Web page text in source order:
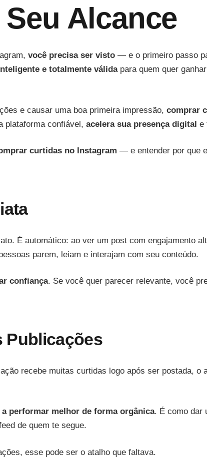
Alcance
você precisa ser visto — e o primeiro passo
e totalmente válidapara quem quer
e causar uma boa primeira impressão, comprar
plataforma confiável, acelera sua presença digital e
curtidas no Instagram — e entender por que
É automático: ao ver um post com engajamento
parem, leiam e interajam com seu conteúdo.
confiança. Se você quer parecer relevante, você
Publicações
recebe muitas curtidas logo após ser postada, o
performar melhor de forma orgânica. É como dar
de quem te segue.
esse pode ser o atalho que faltava.